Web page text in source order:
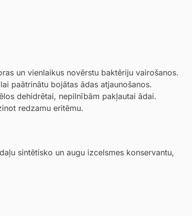
un vienlaikus novērstu baktēriju vairošanos.
paātrinātu bojātas ādas atjaunošanos.
dehidrētai, nepilnībām pakļautai ādai.
redzamu eritēmu.
sintētisko un augu izcelsmes konservantu,